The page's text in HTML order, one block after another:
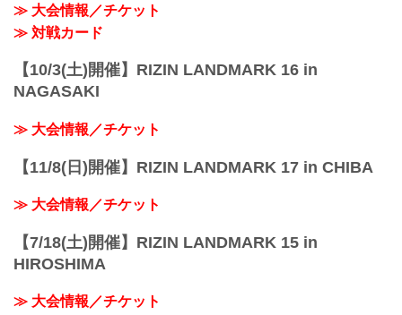
≫ 大会情報／チケット
≫ 対戦カード
【10/3(土)開催】RIZIN LANDMARK 16 in
NAGASAKI
≫ 大会情報／チケット
【11/8(日)開催】RIZIN LANDMARK 17 in CHIBA
≫ 大会情報／チケット
【7/18(土)開催】RIZIN LANDMARK 15 in
HIROSHIMA
≫ 大会情報／チケット